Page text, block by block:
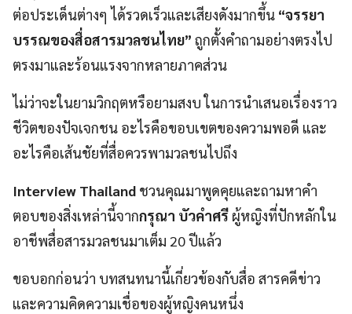
ต่อประเด็นต่างๆ ได้รวดเร็วและเสียงดังมากขึ้น “จรรยา
บรรณของสื่อสารมวลชนไทย” ถูกตั้งคำถามอย่างตรงไป
ตรงมาและร้อนแรงจากหลายภาคส่วน
ไม่ว่าจะในยามวิกฤตหรือยามสงบ ในการนำเสนอเรื่องราว
ชีวิตของปัจเจกชน อะไรคือขอบเขตของความพอดี และ
อะไรคือเส้นชัยที่สื่อควรพามวลชนไปถึง
Interview Thailand ชวนคุณมาพูดคุยและถามหาคำ
ตอบของสิ่งเหล่านี้จากกรุณา บัวคำศรี ผู้หญิงที่ปักหลักใน
อาชีพสื่อสารมวลชนมาเต็ม 20 ปีแล้ว
ขอบอกก่อนว่า บทสนทนานี้เกี่ยวข้องกับสื่อ สารคดีข่าว
และความคิดความเชื่อของผู้หญิงคนหนึ่ง